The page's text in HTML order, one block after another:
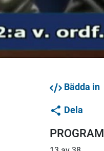
Bädda in
Dela
PROGRAM